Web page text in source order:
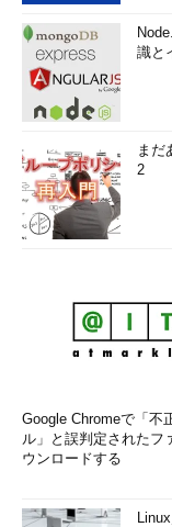
識と
まだ
2
Google Chromeで「不
ル」と誤判定されたフ
ウンロードする